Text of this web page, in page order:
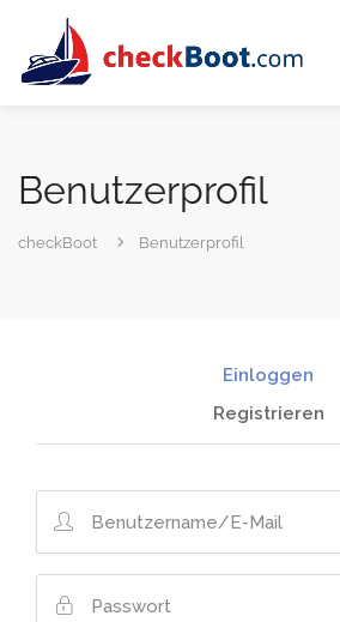
Benutzerprofil
checkBoot Benutzerprofil
Einloggen
Registrieren